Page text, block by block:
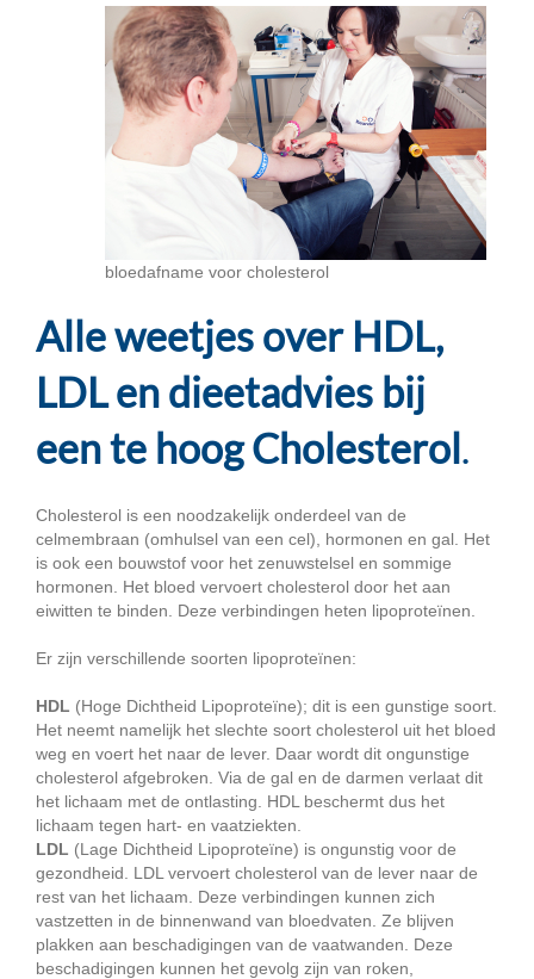
bloedafname voor cholesterol
Alle weetjes over HDL,
LDL en dieetadvies bij
een te hoog Cholesterol.
Cholesterol is een noodzakelijk onderdeel van de
celmembraan (omhulsel van een cel), hormonen en gal. Het
is ook een bouwstof voor het zenuwstelsel en sommige
hormonen. Het bloed vervoert cholesterol door het aan
eiwitten te binden. Deze verbindingen heten lipoproteïnen.
Er zijn verschillende soorten lipoproteïnen:
HDL (Hoge Dichtheid Lipoproteïne); dit is een gunstige soort.
Het neemt namelijk het slechte soort cholesterol uit het bloed
weg en voert het naar de lever. Daar wordt dit ongunstige
cholesterol afgebroken. Via de gal en de darmen verlaat dit
het lichaam met de ontlasting. HDL beschermt dus het
lichaam tegen hart- en vaatziekten.
LDL (Lage Dichtheid Lipoproteïne) is ongunstig voor de
gezondheid. LDL vervoert cholesterol van de lever naar de
rest van het lichaam. Deze verbindingen kunnen zich
vastzetten in de binnenwand van bloedvaten. Ze blijven
plakken aan beschadigingen van de vaatwanden. Deze
beschadigingen kunnen het gevolg zijn van roken,